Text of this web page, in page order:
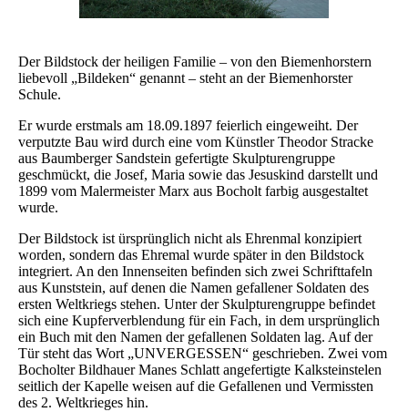
Der Bildstock der heiligen Familie – von den Biemenhorstern
liebevoll „Bildeken“ genannt – steht an der Biemenhorster
Schule.
Er wurde erstmals am 18.09.1897 feierlich eingeweiht. Der
verputzte Bau wird durch eine vom Künstler Theodor Stracke
aus Baumberger Sandstein gefertigte Skulpturengruppe
geschmückt, die Josef, Maria sowie das Jesuskind darstellt und
1899 vom Malermeister Marx aus Bocholt farbig ausgestaltet
wurde.
Der Bildstock ist ürsprünglich nicht als Ehrenmal konzipiert
worden, sondern das Ehremal wurde später in den Bildstock
integriert. An den Innenseiten befinden sich zwei Schrifttafeln
aus Kunststein, auf denen die Namen gefallener Soldaten des
ersten Weltkriegs stehen. Unter der Skulpturengruppe befindet
sich eine Kupferverblendung für ein Fach, in dem ursprünglich
ein Buch mit den Namen der gefallenen Soldaten lag. Auf der
Tür steht das Wort „UNVERGESSEN“ geschrieben. Zwei vom
Bocholter Bildhauer Manes Schlatt angefertigte Kalksteinstelen
seitlich der Kapelle weisen auf die Gefallenen und Vermissten
des 2. Weltkrieges hin.